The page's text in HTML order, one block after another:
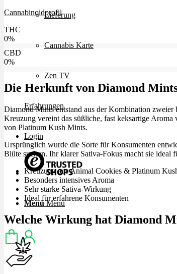
Lieferung
Cannabis Karte
Zen TV
Erfahrungen
Login
Menü Menü
Cannabinoidprofil
THC
0%
CBD
0%
Die Herkunft von Diamond
Diamond Mints entstand aus der Kombination
Kreuzung vereint das süßliche, fast keksartige
von Platinum Kush Mints.
Ursprünglich wurde die Sorte für Konsumenten
Blüte suchen. Ihr klarer Sativa-Fokus macht sie ideal
Kreuzung aus Animal Cookies & Platinum
Besonders intensives Aroma
Sehr starke Sativa-Wirkung
Ideal für erfahrene Konsumenten
Welche Wirkung hat Diamond